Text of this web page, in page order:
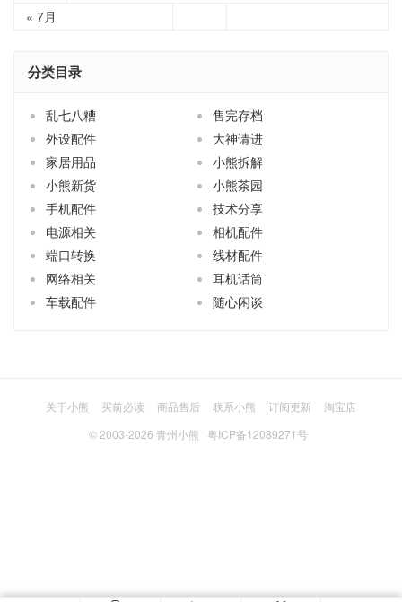
« 7月
分类目录
乱七八糟
售完存档
外设配件
大神请进
家居用品
小熊拆解
小熊新货
小熊茶园
手机配件
技术分享
电源相关
相机配件
端口转换
线材配件
网络相关
耳机话筒
车载配件
随心闲谈
关于小熊 买前必读 商品售后 联系小熊 订阅更新
淘宝店
© 2003-2026 青州小熊 粤ICP备12089271号